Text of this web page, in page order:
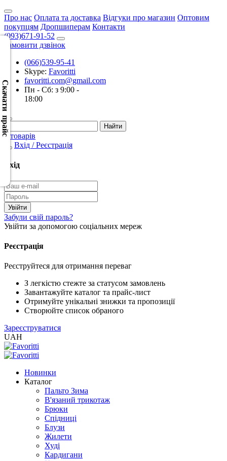
Про нас Оплата та доставка Відгуки про магазин Оптовим
покупцям Дропшиперам Контакти
(093)671-91-52
Замовити дзвінок
(066)539-95-41
Skype: Favoritti
favoritti.com@gmail.com
Пн - Сб: з 9:00 -
18:00
0 товарів
Вхід / Реєстрація
Вхід
Забули свій пароль?
Увійти за допомогою соціальних мереж
Реєстрація
Реєструйтеся для отримання переваг
З легкістю стежте за статусом замовлень
Завантажуйте каталог та прайс-лист
Отримуйте унікальні знижки та пропозиції
Створюйте список обраного
Зареєструватися
UAH
Новинки
Каталог
Пальто Зима
В'язаний трикотаж
Брюки
Спідниці
Блузи
Жилети
Худі
Кардигани
Скачати прайс
Скачать
XML
(Розн.)
Скачать
XML
(Опт)
CSV
Скачать
CSV
(Опт)
XLS
EXCEL
(Розн.)
XLS
EXCEL
2005
(Опт)
XLSX